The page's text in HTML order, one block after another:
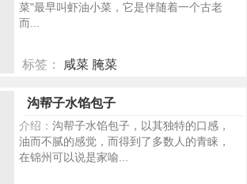
菜"最早叫虾油小菜，它是伴随着一个古老
而...
标签： 咸菜 腌菜
沟帮子水馅包子
介绍： 沟帮子水馅包子，以其独特的口感，
油而不腻的感觉，而得到了多数人的青睐，
在锦州可以说是家喻...